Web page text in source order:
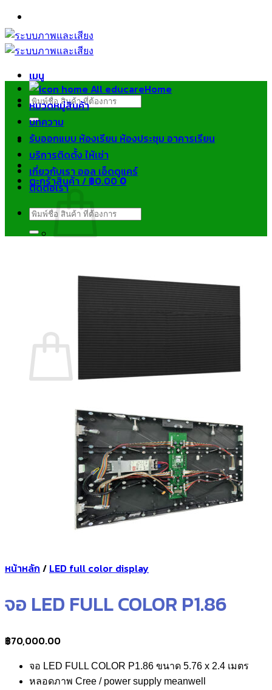
ข้าม
ไป
ยัง
เมนู
ค้นหา:
ตะกร้าสินค้า /฿0.000
กลับสู่หน้าร้านค้า
กลับสู่หน้าร้านค้า
Home
หมวดหมู่สินค้า
บทความ
รับออกแบบ ห้องเรียน ห้องประชุม อาคารเรียน
บริการติดตั้ง ให้เช่า
เกี่ยวกับเรา ออล เอ็ดดูแคร์
ติดต่อเรา
ค้นหา:
หน้าหลัก / LED full color display
จอ LED FULL COLOR P1.86
฿70,000.00
จอ LED FULL COLOR P1.86 ขนาด 5.76 x 2.4 เมตร
หลอดภาพ Cree / power supply meanwell